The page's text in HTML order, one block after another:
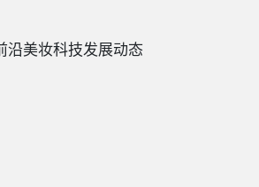
沿美妆科技发展动态